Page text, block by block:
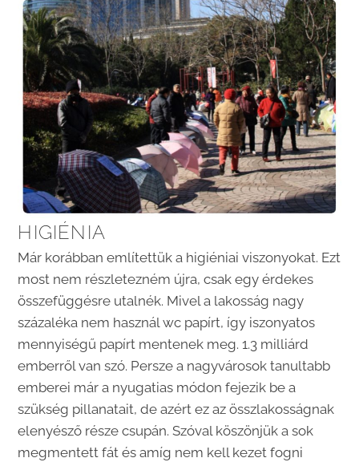
HIGIÉNIA
Már korábban említettük a higiéniai viszonyokat. Ezt
most nem részletezném újra, csak egy érdekes
összefüggésre utalnék. Mivel a lakosság nagy
százaléka nem használ wc papírt, így iszonyatos
mennyiségű papírt mentenek meg. 1.3 milliárd
emberről van szó. Persze a nagyvárosok tanultabb
emberei már a nyugatias módon fejezik be a
szükség pillanatait, de azért ez az összlakosságnak
elenyésző része csupán. Szóval köszönjük a sok
megmentett fát és amíg nem kell kezet fogni